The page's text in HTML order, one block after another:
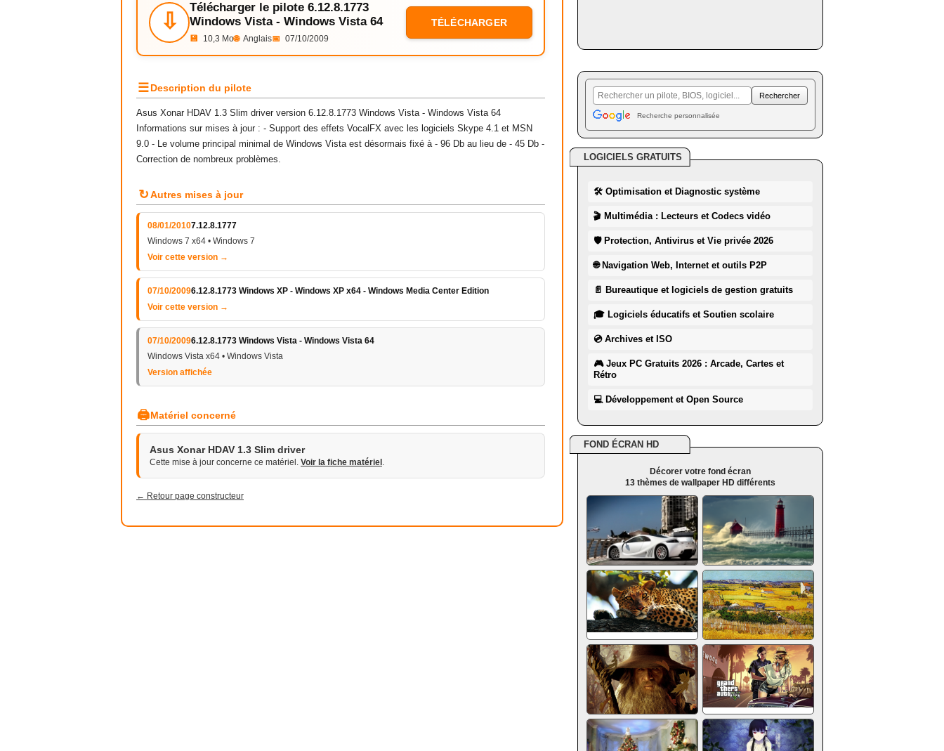
⇩
Télécharger le pilote 6.12.8.1773
Windows Vista - Windows Vista 64
💾 10,3 Mo🌐 Anglais📅 07/10/2009
TÉLÉCHARGER
☰Description du pilote
Asus Xonar HDAV 1.3 Slim driver version 6.12.8.1773 Windows Vista - Windows Vista 64
Informations sur mises à jour : - Support des effets VocalFX avec les logiciels Skype 4.1 et MSN
9.0 - Le volume principal minimal de Windows Vista est désormais fixé à - 96 Db au lieu de - 45 Db -
Correction de nombreux problèmes.
↻Autres mises à jour
08/01/20107.12.8.1777
Windows 7 x64 • Windows 7
Voir cette version →
07/10/20096.12.8.1773 Windows XP - Windows XP x64 - Windows Media Center Edition
Voir cette version →
07/10/20096.12.8.1773 Windows Vista - Windows Vista 64
Windows Vista x64 • Windows Vista
Version affichée
🖨Matériel concerné
Asus Xonar HDAV 1.3 Slim driver
Cette mise à jour concerne ce matériel. Voir la fiche matériel .
← Retour page constructeur
Recherche personnalisée
LOGICIELS GRATUITS
🛠 Optimisation et Diagnostic système
🎬 Multimédia : Lecteurs et Codecs vidéo
🛡 Protection, Antivirus et Vie privée 2026
🌐 Navigation Web, Internet et outils P2P
📄 Bureautique et logiciels de gestion gratuits
🎓 Logiciels éducatifs et Soutien scolaire
💿 Archives et ISO
🎮 Jeux PC Gratuits 2026 : Arcade, Cartes et
Rétro
💻 Développement et Open Source
FOND ÉCRAN HD
Décorer votre fond écran
13 thèmes de wallpaper HD différents